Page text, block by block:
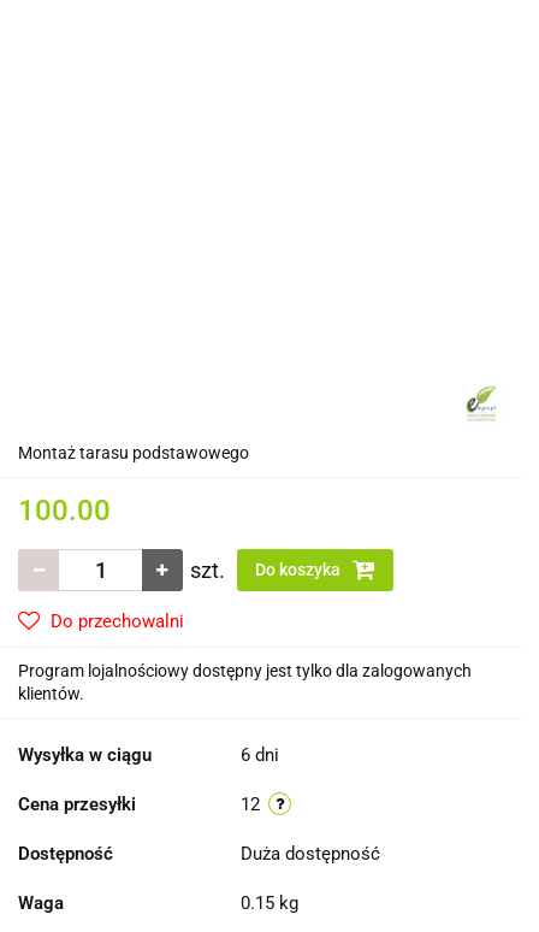
Montaż tarasu podstawowego
100.00
szt. Do koszyka
Do przechowalni
Program lojalnościowy dostępny jest tylko dla zalogowanych
klientów.
Wysyłka w ciągu 6 dni
Cena przesyłki 12
Dostępność Duża dostępność
Waga 0.15 kg